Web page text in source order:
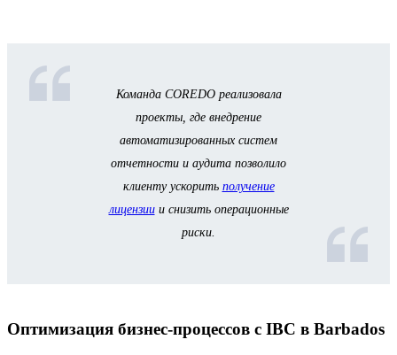
Команда COREDO реализовала
проекты, где внедрение
автоматизированных систем
отчетности и аудита позволило
клиенту ускорить получение
лицензиии снизить операционные
риски.
Оптимизация бизнес-процессов с IBC в Barbados